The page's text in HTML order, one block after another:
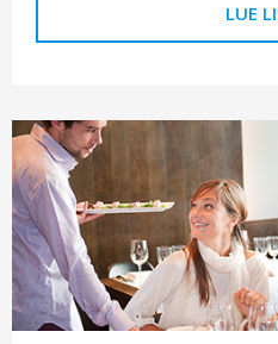
LUE